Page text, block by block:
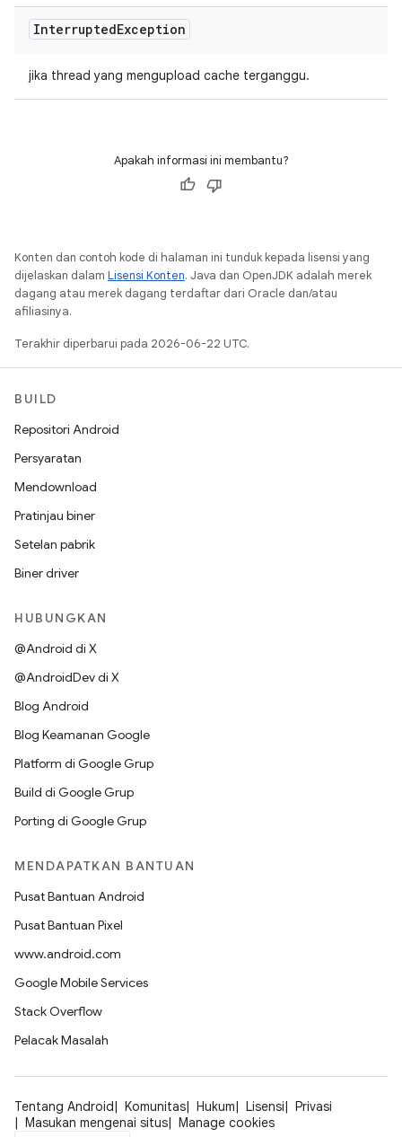
InterruptedException
jika thread yang mengupload cache terganggu.
Apakah informasi ini membantu?
Konten dan contoh kode di halaman ini tunduk kepada lisensi yang
dijelaskan dalam Lisensi Konten. Java dan OpenJDK adalah merek
dagang atau merek dagang terdaftar dari Oracle dan/atau
afiliasinya.
Terakhir diperbarui pada 2026-06-22 UTC.
BUILD
Repositori Android
Persyaratan
Mendownload
Pratinjau biner
Setelan pabrik
Biner driver
HUBUNGKAN
@Android di X
@AndroidDev di X
Blog Android
Blog Keamanan Google
Platform di Google Grup
Build di Google Grup
Porting di Google Grup
MENDAPATKAN BANTUAN
Pusat Bantuan Android
Pusat Bantuan Pixel
www.android.com
Google Mobile Services
Stack Overflow
Pelacak Masalah
Tentang Android Komunitas Hukum Lisensi
Privasi
Masukan mengenai situs
Manage cookies